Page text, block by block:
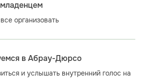
организовать
в Абрау-Дюрсо
и услышать внутренний голос на